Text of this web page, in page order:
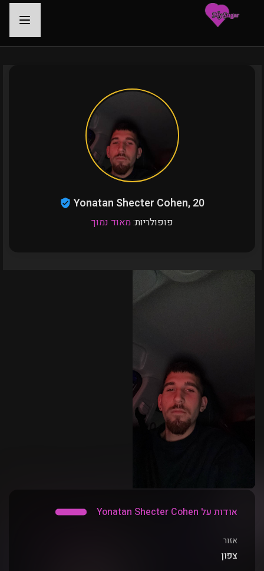
-
Yonatan Shecter Cohen, 20
פופולריות:מאוד נמוך
אודות על Yonatan Shecter Cohen
אזור
צפון